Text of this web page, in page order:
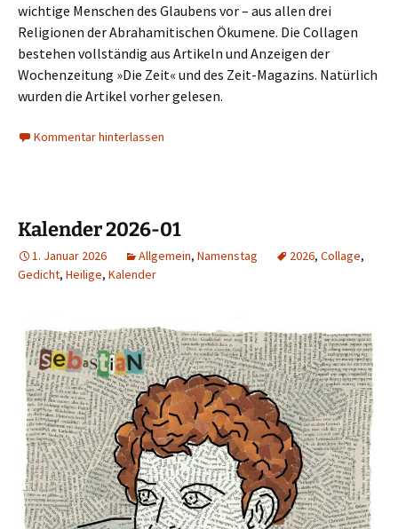
wichtige Menschen des Glaubens vor – aus allen drei
Religionen der Abrahamitischen Ökumene. Die Collagen
bestehen vollständig aus Artikeln und Anzeigen der
Wochenzeitung »Die Zeit« und des Zeit-Magazins. Natürlich
wurden die Artikel vorher gelesen.
Kommentar hinterlassen
Kalender 2026-01
1. Januar 2026 Allgemein, Namenstag 2026, Collage,
Gedicht, Heilige, Kalender